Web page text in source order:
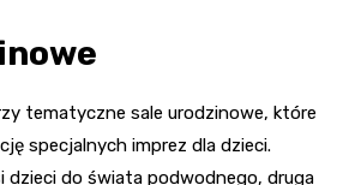
tematyczne sale urodzinowe, które
specjalnych imprez dla dzieci.
dzieci do świata podwodnego, druga